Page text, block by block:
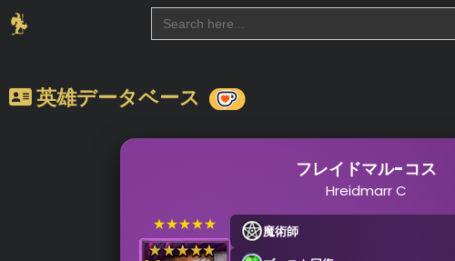
Search
for:
英雄データベース
フレイドマル-コス
Hreidmarr C
★★★★★ 魔術師